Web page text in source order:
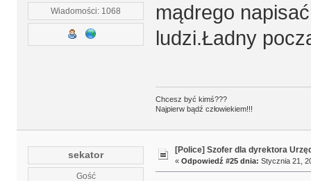
Wiadomości: 1068
mądrego
ludzi.Ładny
Chcesz być kimś???
Najpierw bądź człowiekiem!!!
sekator
Gość
[Police] Szofer dla dyrektora
« Odpowiedź #25 dnia: Stycznia 21,